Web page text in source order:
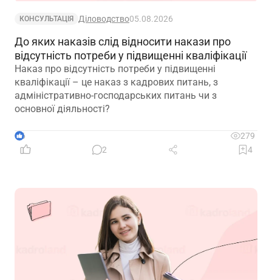
КОНСУЛЬТАЦІЯ Діловодство05.08.2026
До яких наказів слід відносити накази про
відсутність потреби у підвищенні кваліфікації
Наказ про відсутність потреби у підвищенні
кваліфікації – це наказ з кадрових питань, з
адміністративно-господарських питань чи з
основної діяльності?
6
279
2
4